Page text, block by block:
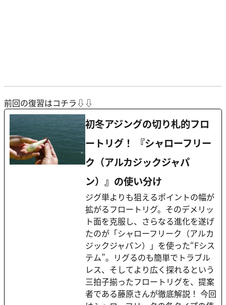
前回の復習はコチラ⇩⇩
初冬アジングの切り札的フロ
ートリグ！ 『シャローフリー
ク（アルカジックジャパ
ン）』の使い分け
ジグ単よりも狙えるポイントの幅が
拡がるフロートリグ。そのデメリッ
ト面を克服し、さらなる進化を遂げ
たのが「シャローフリーク（アルカ
ジックジャパン）」を使った“Fシス
テム”。リグるのも簡単でトラブル
レス、そしてより広く探れるという
三拍子揃ったフロートリグを、提案
者である藤原さんが徹底解説！ 今回